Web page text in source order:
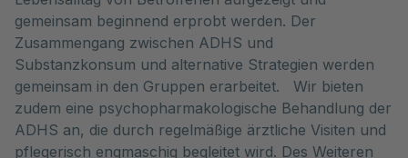
gemeinsam beginnend erprobt werden. Der
Zusammengang zwischen ADHS und
Substanzkonsum und alternative Strategien werden
gemeinsam in den Gruppen erarbeitet. Wir bieten
zudem eine psychopharmakologische Behandlung der
ADHS an, die durch regelmäßige ärztliche Visiten und
pflegerisch engmaschig begleitet wird. Des Weiteren